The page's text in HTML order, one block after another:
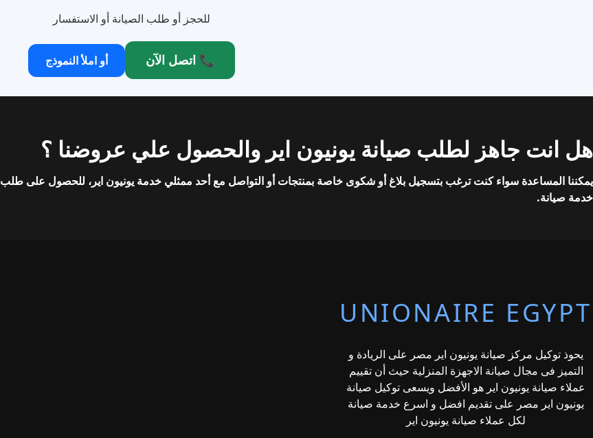
للحجز أو طلب الصيانة أو الاستفسار
📞 اتصل الآن أو املأ النموذج
هل انت جاهز لطلب صيانة يونيون اير والحصول علي عروضنا ؟
يمكننا المساعدة سواء كنت ترغب بتسجيل بلاغ أو شكوى خاصة بمنتجات أو التواصل مع أحد ممثلي خدمة يونيون اير، للحصول على طلب
خدمة صيانة.
UNIONAIRE EGYPT
يحوذ توكيل مركز صيانة يونيون اير مصر على الريادة و
التميز فى مجال صيانة الاجهزة المنزلية حيث أن تقييم
عملاء صيانة يونيون اير هو الأفضل ويسعى توكيل صيانة
يونيون اير مصر على تقديم افضل و اسرع خدمة صيانة
لكل عملاء صيانة يونيون اير